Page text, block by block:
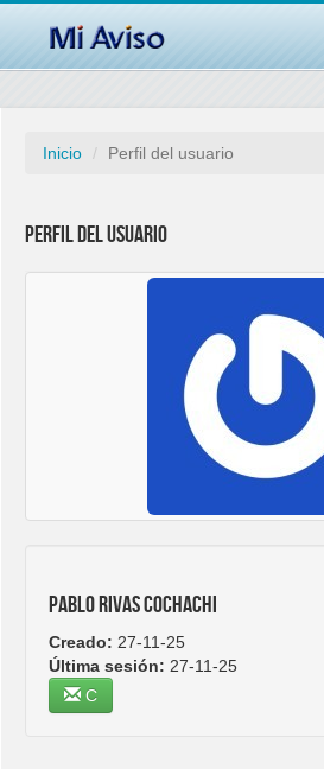
Inicio Perfil del usuario
Perfil del usuario
PABLO RIVAS COCHACHI
Creado: 27-11-25
Última sesión: 27-11-25
C